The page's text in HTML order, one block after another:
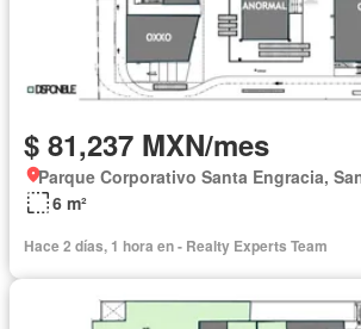
$ 81,237 MXN/mes
6 m²
Hace 2 días, 1 hora en - Realty Experts Team